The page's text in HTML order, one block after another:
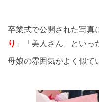
卒業式で公開された写真
り 」「美人さん」といっ
母娘の雰囲気がよく似て